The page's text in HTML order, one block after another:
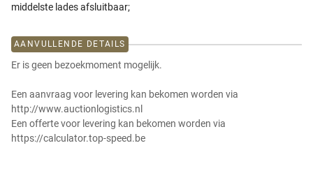
middelste lades afsluitbaar;
AANVULLENDE DETAILS
Er is geen bezoekmoment mogelijk.
Een aanvraag voor levering kan bekomen worden via
http://www.auctionlogistics.nl
Een offerte voor levering kan bekomen worden via
https://calculator.top-speed.be